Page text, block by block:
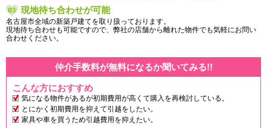
現地待ち合わせが可能
名古屋市全域の新築戸建てを取り扱っております。
現地待ち合わせも可能ですので、弊社の店舗から離れた物件でも気軽にお問い
合わせください。
仲介手数料が無料になるか聞いてみる!!
こんな方におすすめ
気になる物件があるが初期費用が高くて購入を再検討している。
とにかく初期費用を抑えて引越をしたい。
家具や車を買うため引越費用を抑えたい。